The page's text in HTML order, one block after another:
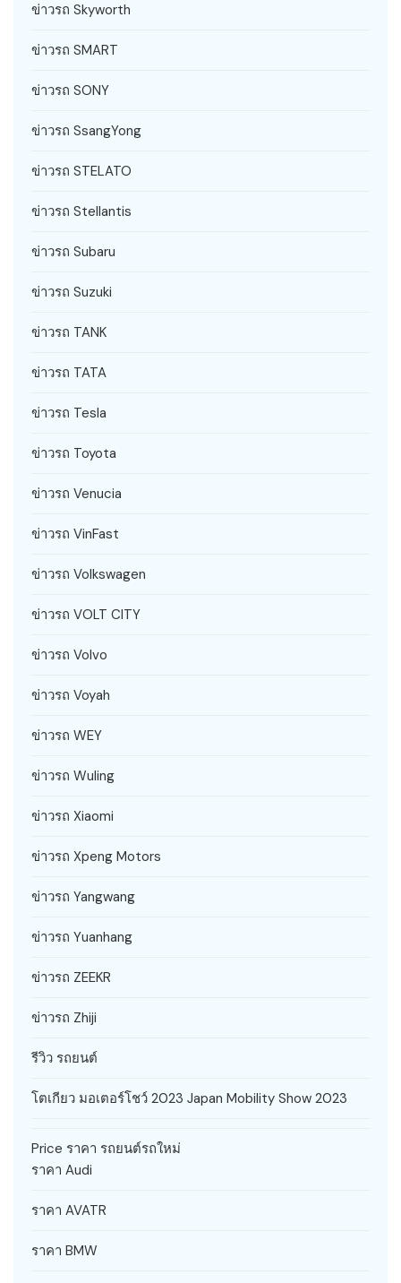
ข่าวรถ Skyworth
ข่าวรถ SMART
ข่าวรถ SONY
ข่าวรถ SsangYong
ข่าวรถ STELATO
ข่าวรถ Stellantis
ข่าวรถ Subaru
ข่าวรถ Suzuki
ข่าวรถ TANK
ข่าวรถ TATA
ข่าวรถ Tesla
ข่าวรถ Toyota
ข่าวรถ Venucia
ข่าวรถ VinFast
ข่าวรถ Volkswagen
ข่าวรถ VOLT CITY
ข่าวรถ Volvo
ข่าวรถ Voyah
ข่าวรถ WEY
ข่าวรถ Wuling
ข่าวรถ Xiaomi
ข่าวรถ Xpeng Motors
ข่าวรถ Yangwang
ข่าวรถ Yuanhang
ข่าวรถ ZEEKR
ข่าวรถ Zhiji
รีวิว รถยนต์
โตเกียว มอเตอร์โชว์ 2023 Japan Mobility Show 2023
Price ราคา รถยนต์รถใหม่
ราคา Audi
ราคา AVATR
ราคา BMW